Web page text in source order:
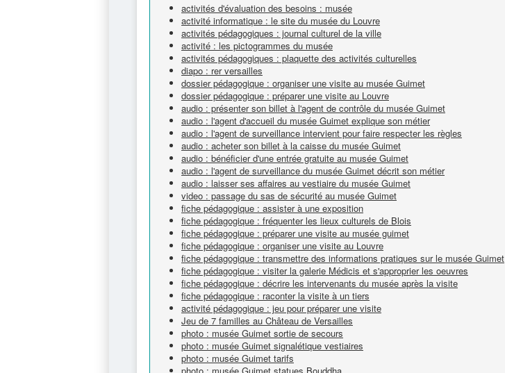
activités d'évaluation des besoins : musée
activité informatique : le site du musée du Louvre
activités pédagogiques : journal culturel de la ville
activité : les pictogrammes du musée
activités pédagogiques : plaquette des activités culturelles
diapo : rer versailles
dossier pédagogique : organiser une visite au musée Guimet
dossier pédagogique : préparer une visite au Louvre
audio : présenter son billet à l'agent de contrôle du musée Guimet
audio : l'agent d'accueil du musée Guimet explique son métier
audio : l'agent de surveillance intervient pour faire respecter les règles
audio : acheter son billet à la caisse du musée Guimet
audio : bénéficier d'une entrée gratuite au musée Guimet
audio : l'agent de surveillance du musée Guimet décrit son métier
audio : laisser ses affaires au vestiaire du musée Guimet
video : passage du sas de sécurité au musée Guimet
fiche pédagogique : assister à une exposition
fiche pédagogique : fréquenter les lieux culturels de Blois
fiche pédagogique : préparer une visite au musée guimet
fiche pédagogique : organiser une visite au Louvre
fiche pédagogique : transmettre des informations pratiques sur le musée Guimet
fiche pédagogique : visiter la galerie Médicis et s'approprier les oeuvres
fiche pédagogique : décrire les intervenants du musée après la visite
fiche pédagogique : raconter la visite à un tiers
activité pédagogique : jeu pour préparer une visite
Jeu de 7 familles au Château de Versailles
photo : musée Guimet sortie de secours
photo : musée Guimet signalétique vestiaires
photo : musée Guimet tarifs